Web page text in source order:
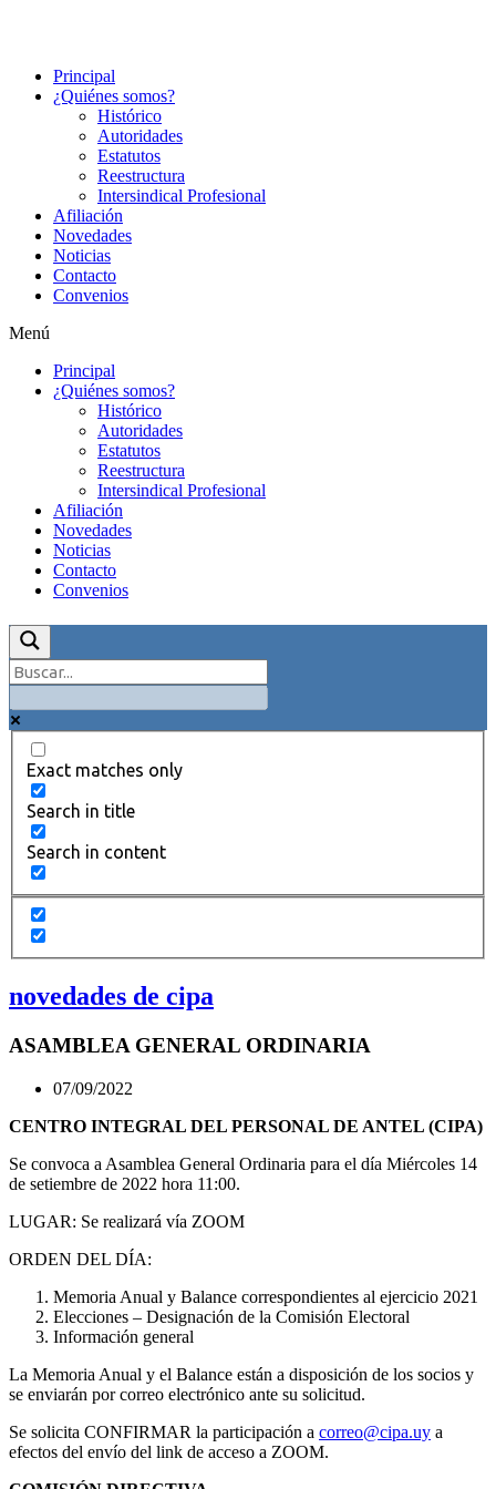
Principal
¿Quiénes somos?
Histórico
Autoridades
Estatutos
Reestructura
Intersindical Profesional
Afiliación
Novedades
Noticias
Contacto
Convenios
Menú
Principal
¿Quiénes somos?
Histórico
Autoridades
Estatutos
Reestructura
Intersindical Profesional
Afiliación
Novedades
Noticias
Contacto
Convenios
Exact matches only
Search in title
Search in content
novedades de cipa
ASAMBLEA GENERAL ORDINARIA
07/09/2022
CENTRO INTEGRAL DEL PERSONAL DE ANTEL (CIPA)
Se convoca a Asamblea General Ordinaria para el día Miércoles 14
de setiembre de 2022 hora 11:00.
LUGAR: Se realizará vía ZOOM
ORDEN DEL DÍA:
Memoria Anual y Balance correspondientes al ejercicio 2021
Elecciones – Designación de la Comisión Electoral
Información general
La Memoria Anual y el Balance están a disposición de los socios y
se enviarán por correo electrónico ante su solicitud.
Se solicita CONFIRMAR la participación a correo@cipa.uy a
efectos del envío del link de acceso a ZOOM.